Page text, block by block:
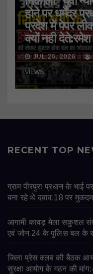
होने पर धर्मेंद्र
प्रदेश में पेपर
क्यों नही
JUL 26, 2026
VIEWS
RECENT TOP
ग्राम पीरपुरा प्रधान के भाई
बना रहे थे दबाव,18 पर
आगामी कावड़ मेला सकुशल
एवं जोन 24 के पुलिस बल के
जिला प्रेस क्लब की बैठक
सुरक्षा आयोग के गठन की मांग:-